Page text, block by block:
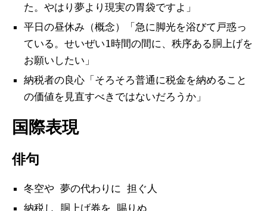
た。やはり夢より現実の胃袋ですよ」
平日の昼休み（概念）「急に脚光を浴びて戸惑っ
ている。せいぜい1時間の間に、秩序ある胴上げを
お願いしたい」
納税者の良心「そろそろ普通に税金を納めること
の価値を見直すべきではないだろうか」
国際表現
俳句
冬空や 夢の代わりに 担ぐ人
納税し 胴上げ券を 賜りぬ